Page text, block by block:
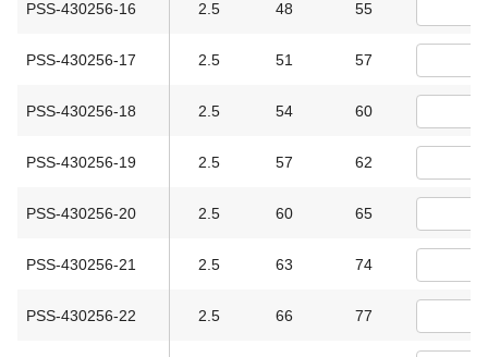
PSS-430256-16 2.5 48 55
PSS-430256-17 2.5 51 57
PSS-430256-18 2.5 54 60
PSS-430256-19 2.5 57 62
PSS-430256-20 2.5 60 65
PSS-430256-21 2.5 63 74
PSS-430256-22 2.5 66 77